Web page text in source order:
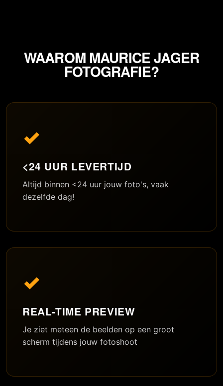
WAAROM MAURICE JAGER
FOTOGRAFIE?
✓
<24 UUR LEVERTIJD
Altijd binnen <24 uur jouw foto's, vaak
dezelfde dag!
✓
REAL-TIME PREVIEW
Je ziet meteen de beelden op een groot
scherm tijdens jouw fotoshoot